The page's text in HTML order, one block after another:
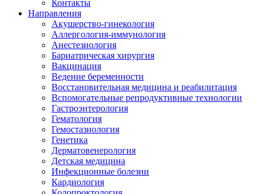
Контакты
Направления
Акушерство-гинекология
Аллергология-иммунология
Анестезиология
Бариатрическая хирургия
Вакцинация
Ведение беременности
Восстановительная медицина и реабилитация
Вспомогательные репродуктивные технологии
Гастроэнтерология
Гематология
Гемостазиология
Генетика
Дерматовенерология
Детская медицина
Инфекционные болезни
Кардиология